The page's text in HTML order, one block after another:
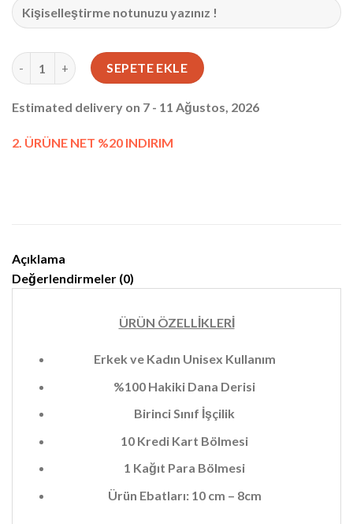
Mekanizmalı Cüzdan Hakiki Deri Siyah 1001 adet
SEPETE EKLE
Estimated delivery on 7 - 11 Ağustos, 2026
2. ÜRÜNE NET %20 INDIRIM
Açıklama
Değerlendirmeler (0)
ÜRÜN ÖZELLİKLERİ
Erkek ve Kadın Unisex Kullanım
%100 Hakiki Dana Derisi
Birinci Sınıf İşçilik
10 Kredi Kart Bölmesi
1 Kağıt Para Bölmesi
Ürün Ebatları: 10 cm – 8cm